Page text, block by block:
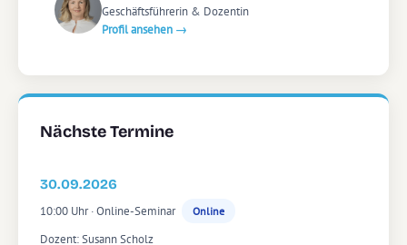
Geschäftsführerin & Dozentin
Profil ansehen →
Nächste Termine
30.09.2026
10:00 Uhr · Online-Seminar Online
Dozent: Susann Scholz